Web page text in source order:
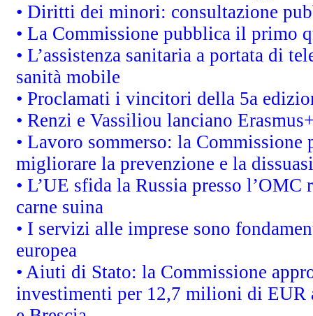
• Diritti dei minori: consultazione
• La Commissione pubblica il primo
• L’assistenza sanitaria a portata di
sanità mobile
• Proclamati i vincitori della 5a
• Renzi e Vassiliou lanciano
• Lavoro sommerso: la
migliorare la prevenzione e la
• L’UE sfida la Russia presso
carne suina
• I servizi alle imprese sono
europea
• Aiuti di Stato: la Commissione
investimenti per 12,7 milioni di EUR